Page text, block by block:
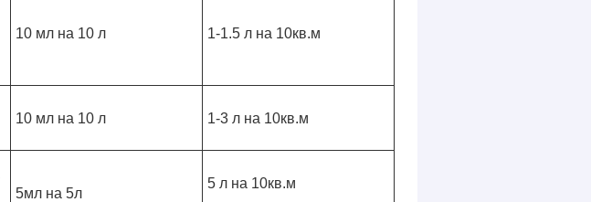
10 мл на 10 л 1-1.5 л на 10кв.м
10 мл на 10 л 1-3 л на 10кв.м
5мл на 5л
5 л на 10кв.м